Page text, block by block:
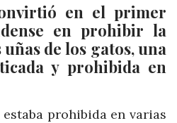
en el primer
en prohibir la
de los gatos, una
y prohibida en
prohibida en varias